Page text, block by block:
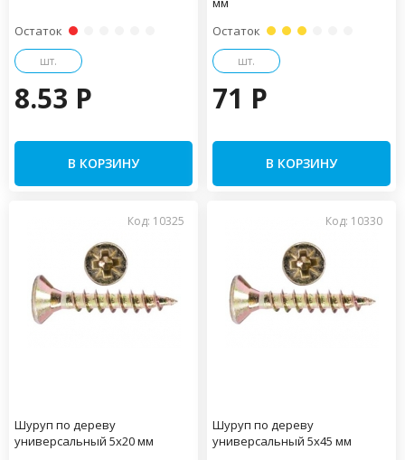
Остаток
шт.
8.53 P
В КОРЗИНУ
Остаток
шт.
71 P
В КОРЗИНУ
Код: 10325
Шуруп по дереву
универсальный 5х20 мм
Код: 10330
Шуруп по дереву
универсальный 5х45 мм